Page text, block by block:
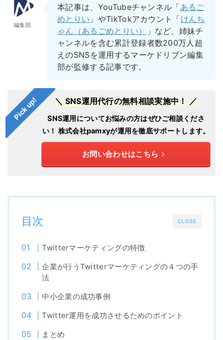
編集部
本記事は、YouTubeチャンネル「あるご
めとりい 」やTikTokアカウント「けんち
ゃん（あるごめとりい）
」など、姉妹チ
ャンネルを含む累計登録者数200万人超
えのSNSを運用するマーケドリブン編集
部が監修する記事です。
Pick up! ＼ SNS運用代行の無料相談実施中！ ／
SNS運用についてお悩みの方はぜひご相談くださ
い！ 株式会社pamxyが運用を徹底サポートします。
お問い合わせはこちら
CLOSE
目次
Twitterマーケティングの特徴
企業が行うTwitterマーケティングの４つの手
法
中小企業の成功事例
Twitter運用を成功させるためのポイント
まとめ